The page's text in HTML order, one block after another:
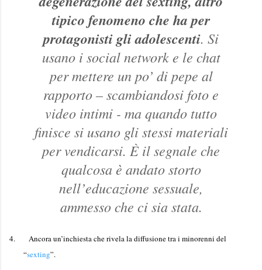
tipico fenomeno che ha per
protagonisti gli adolescenti. Si
usano i social network e le chat
per mettere un po’ di pepe al
rapporto – scambiandosi foto e
video intimi - ma quando tutto
finisce si usano gli stessi materiali
per vendicarsi. È il segnale che
qualcosa è andato storto
nell’educazione sessuale,
ammesso che ci sia stata.
4.
Ancora un’inchiesta che rivela la diffusione tra i minorenni del
“sexting”.